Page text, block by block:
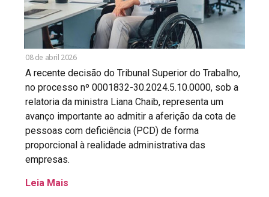
08 de abril 2026
A recente decisão do Tribunal Superior do Trabalho,
no processo nº 0001832-30.2024.5.10.0000, sob a
relatoria da ministra Liana Chaib, representa um
avanço importante ao admitir a aferição da cota de
pessoas com deficiência (PCD) de forma
proporcional à realidade administrativa das
empresas.
Leia Mais